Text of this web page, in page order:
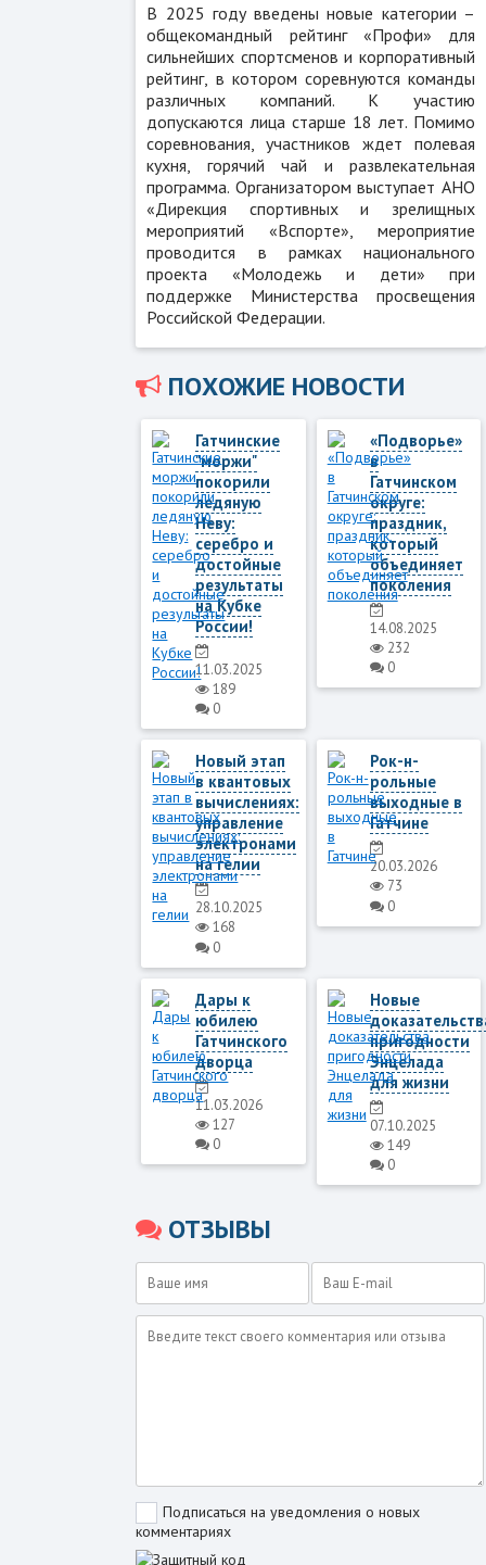
В 2025 году введены новые категории –
общекомандный рейтинг «Профи» для
сильнейших спортсменов и корпоративный
рейтинг, в котором соревнуются команды
различных компаний. К участию
допускаются лица старше 18 лет. Помимо
соревнования, участников ждет полевая
кухня, горячий чай и развлекательная
программа. Организатором выступает АНО
«Дирекция спортивных и зрелищных
мероприятий «Вспорте», мероприятие
проводится в рамках национального
проекта «Молодежь и дети» при
поддержке Министерства просвещения
Российской Федерации.
ПОХОЖИЕ НОВОСТИ
Гатчинские
"моржи"
покорили
ледяную
Неву:
серебро и
достойные
результаты
на Кубке
России!
11.03.2025
189
0
«Подворье»
в
Гатчинском
округе:
праздник,
который
объединяет
поколения
14.08.2025
232
0
Новый этап
в квантовых
вычислениях:
управление
электронами
на гелии
28.10.2025
168
0
Рок-н-
рольные
выходные в
Гатчине
20.03.2026
73
0
Дары к
юбилею
Гатчинского
дворца
11.03.2026
127
0
Новые
пригодности
Энцелада
для жизни
07.10.2025
149
0
ОТЗЫВЫ
Подписаться на уведомления о новых
комментариях